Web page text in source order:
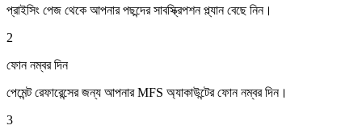
প্রাইসিং পেজ থেকে আপনার পছন্দের সাবস্ক্রিপশন প্ল্যান বেছে নিন।
2
ফোন নম্বর দিন
পেমেন্ট রেফারেন্সের জন্য আপনার MFS অ্যাকাউন্টের ফোন নম্বর দিন।
3